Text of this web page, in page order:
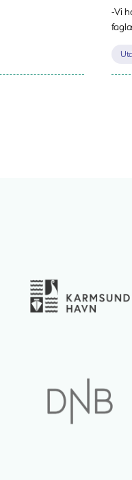
-Vi